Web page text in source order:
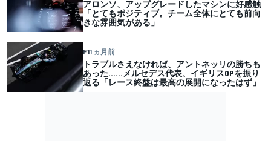
アロンソ、アップグレードしたマシンに好感触
「とてもポジティブ。チーム全体にとても前向
きな雰囲気がある」
F11 ヵ月前
トラブルさえなければ、アントネッリの勝ちも
あった……メルセデス代表、イギリスGPを振り
返る「レース終盤は最高の展開になったはず」